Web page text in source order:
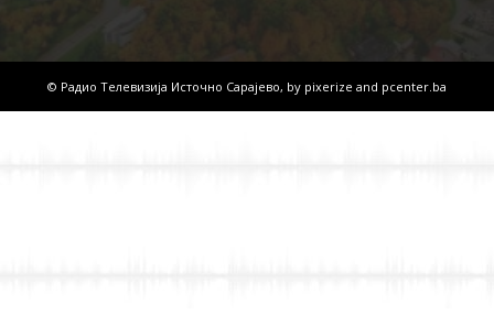
© Радио Телевизија Источно Сарајево, by pixerize and pcenter.ba